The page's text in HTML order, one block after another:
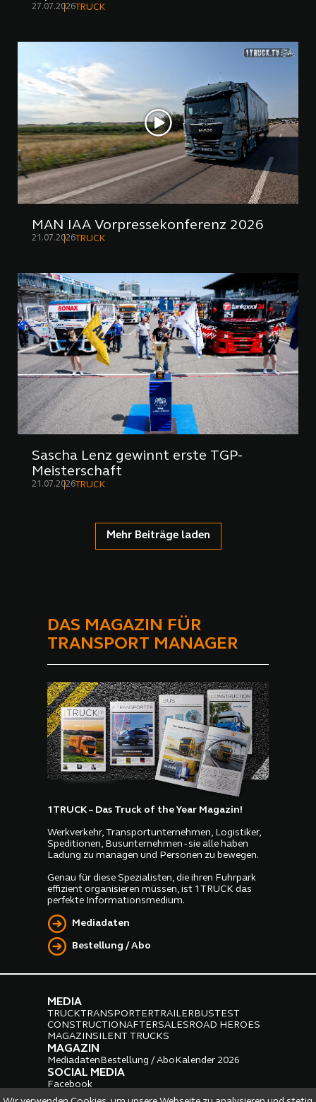
27.07.2026TRUCK
MAN IAA Vorpressekonferenz 2026
21.07.2026TRUCK
Sascha Lenz gewinnt erste TGP-
Meisterschaft
21.07.2026 TRUCK
Mehr Beiträge laden
DAS MAGAZIN FÜR
TRANSPORT MANAGER
1TRUCK – Das Truck of the Year Magazin!
Werkverkehr, Transportunternehmen, Logistiker,
Speditionen, Busunternehmen - sie alle haben
Ladung zu managen und Personen zu bewegen.
Genau für diese Spezialisten, die ihren Fuhrpark
effizient organisieren müssen, ist 1TRUCK das
perfekte Informationsmedium.
Mediadaten
Bestellung / Abo
MEDIA
TRUCKTRANSPORTERTRAILERBUSTEST
CONSTRUCTIONAFTERSALESROAD HEROES
MAGAZINSILENT TRUCKS
MAGAZIN
MediadatenBestellung / AboKalender 2026
SOCIAL MEDIA
Facebook
Instagram LinkedIn